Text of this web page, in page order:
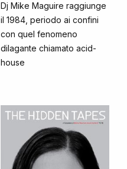
Dj Mike Maguire raggiunge
il 1984, periodo ai confini
con quel fenomeno
dilagante chiamato acid-
house